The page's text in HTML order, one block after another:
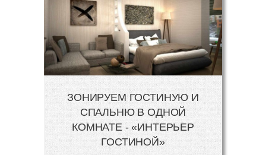
ЗОНИРУЕМ ГОСТИНУЮ И
СПАЛЬНЮ В ОДНОЙ
КОМНАТЕ - «ИНТЕРЬЕР
ГОСТИНОЙ»